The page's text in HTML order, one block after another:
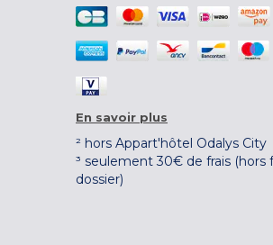
En savoir plus
² hors Appart'hôtel Odalys City
³ seulement 30€ de frais (hors
dossier)